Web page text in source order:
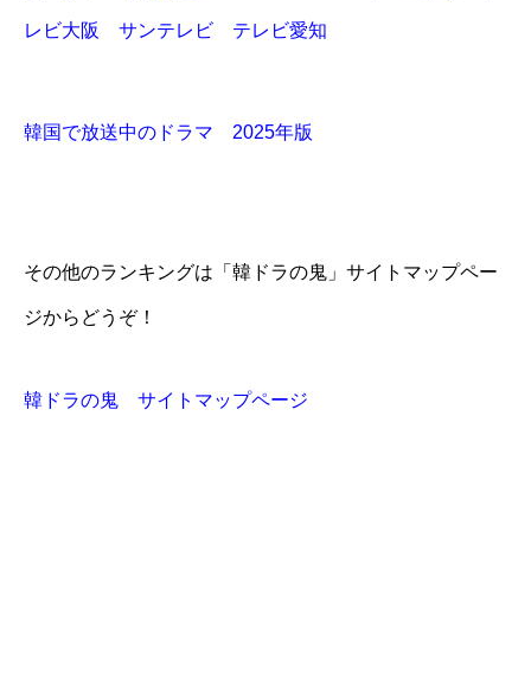
レビ大阪 サンテレビ テレビ愛知
韓国で放送中のドラマ 2025年版
その他のランキングは「韓ドラの鬼」サイトマップペー
ジからどうぞ！
韓ドラの鬼 サイトマップページ